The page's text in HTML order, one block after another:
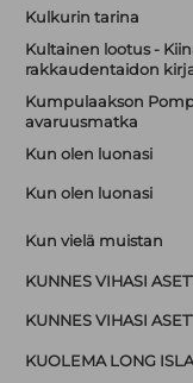
Kulkurin tarina
Kultainen lootus -
rakkaudentaidon
Kumpulaakson
avaruusmatka
Kun olen luonasi
Kun olen luonasi
Kun vielä muistan
KUNNES VIHASI
KUNNES VIHASI
KUOLEMA LONG